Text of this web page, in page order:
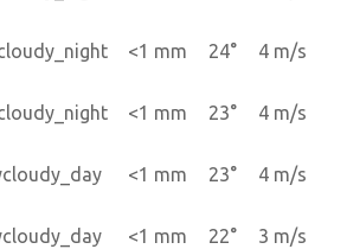
<1 mm 24° 4 m/s
<1 mm 23° 4 m/s
<1 mm 23° 4 m/s
<1 mm 22° 3 m/s